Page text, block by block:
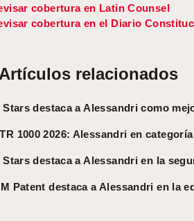
cobertura en Latin Counsel
cobertura en el Diario
relacionados
Stars destaca a Alessandri como
1000 2026: Alessandri en
Stars destaca a Alessandri en la
Patent destaca a Alessandri en la